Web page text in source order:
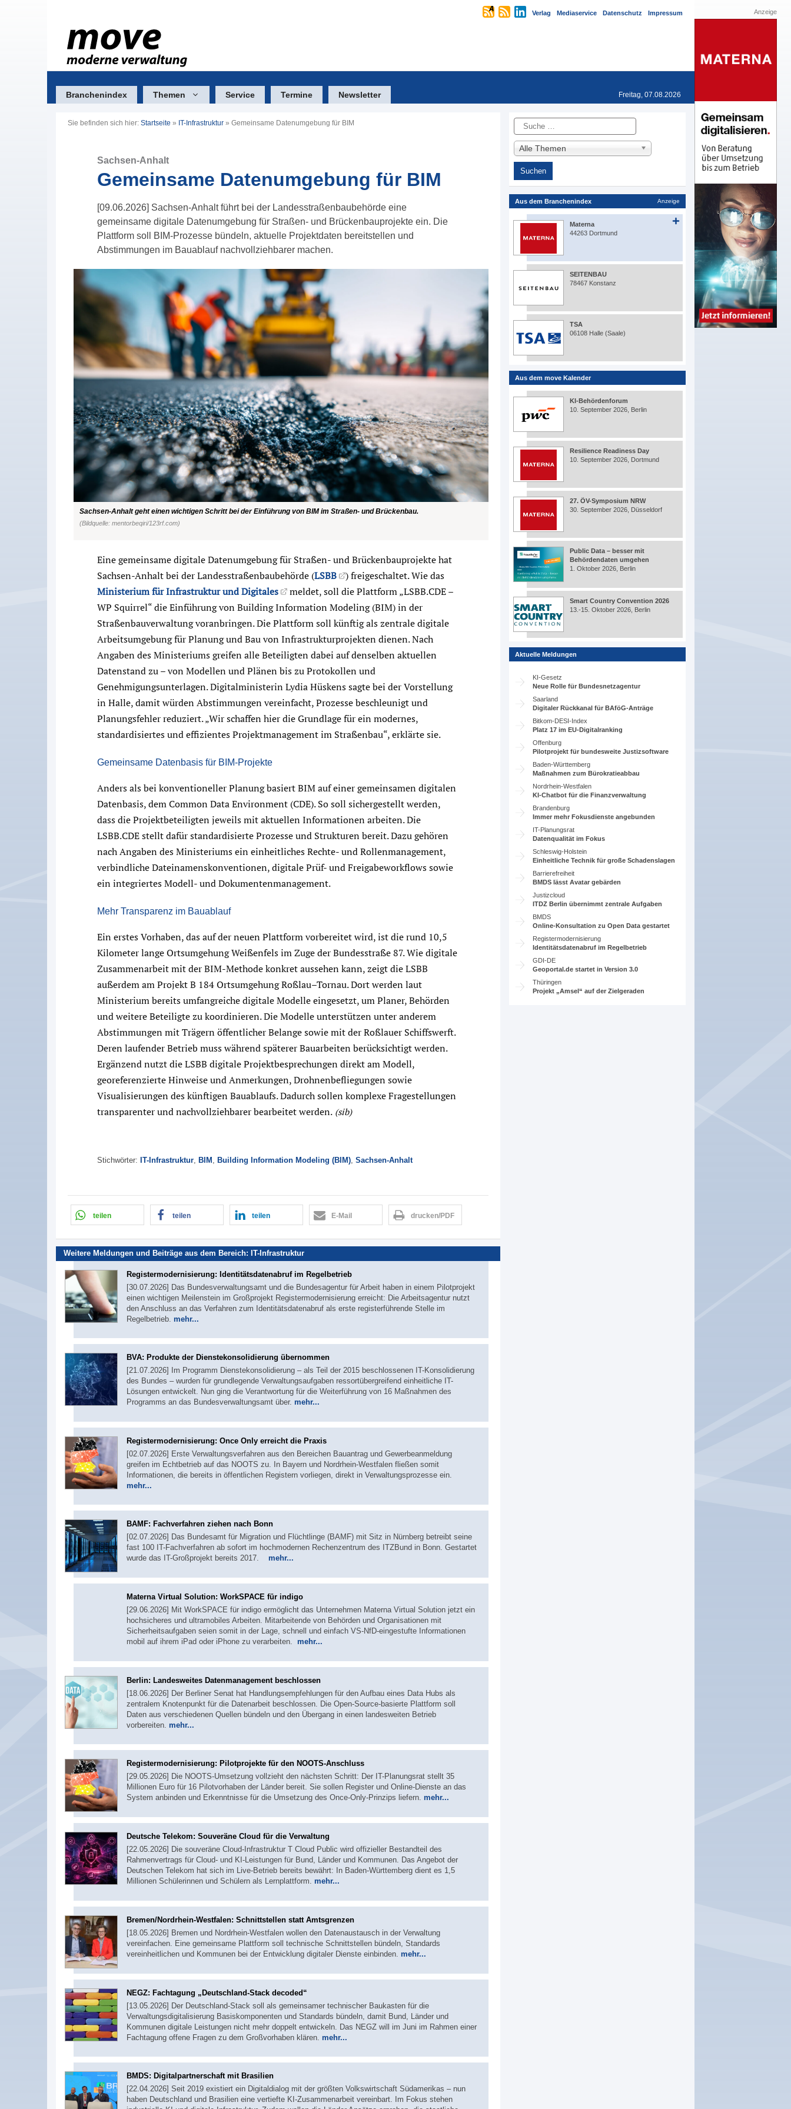
Verlag Mediaservice Datenschutz Impressum
Branchenindex Themen Service Termine Newsletter Freitag, 07.08.2026
Sie befinden sich hier: Startseite » IT-Infrastruktur » Gemeinsame Datenumgebung für BIM
Sachsen-Anhalt
Gemeinsame Datenumgebung für BIM
[09.06.2026] Sachsen-Anhalt führt bei der Landesstraßenbaubehörde eine
gemeinsame digitale Datenumgebung für Straßen- und Brückenbauprojekte ein. Die
Plattform soll BIM-Prozesse bündeln, aktuelle Projektdaten bereitstellen und
Abstimmungen im Bauablauf nachvollziehbarer machen.
Sachsen-Anhalt geht einen wichtigen Schritt bei der Einführung von BIM im Straßen- und Brückenbau.
(Bildquelle: mentorbeqiri/123rf.com)
Eine gemeinsame digitale Datenumgebung für Straßen- und Brückenbauprojekte hat
Sachsen-Anhalt bei der Landesstraßenbaubehörde (LSBB
) freigeschaltet. Wie das
Ministerium für Infrastruktur und Digitales
meldet, soll die Plattform „LSBB.CDE –
WP Squirrel“ die Einführung von Building Information Modeling (BIM) in der
Straßenbauverwaltung voranbringen. Die Plattform soll künftig als zentrale digitale
Arbeitsumgebung für Planung und Bau von Infrastrukturprojekten dienen. Nach
Angaben des Ministeriums greifen alle Beteiligten dabei auf denselben aktuellen
Datenstand zu – von Modellen und Plänen bis zu Protokollen und
Genehmigungsunterlagen. Digitalministerin Lydia Hüskens sagte bei der Vorstellung
in Halle, damit würden Abstimmungen vereinfacht, Prozesse beschleunigt und
Planungsfehler reduziert. „Wir schaffen hier die Grundlage für ein modernes,
standardisiertes und effizientes Projektmanagement im Straßenbau“, erklärte sie.
Gemeinsame Datenbasis für BIM-Projekte
Anders als bei konventioneller Planung basiert BIM auf einer gemeinsamen digitalen
Datenbasis, dem Common Data Environment (CDE). So soll sichergestellt werden,
dass die Projektbeteiligten jeweils mit aktuellen Informationen arbeiten. Die
LSBB.CDE stellt dafür standardisierte Prozesse und Strukturen bereit. Dazu gehören
nach Angaben des Ministeriums ein einheitliches Rechte- und Rollenmanagement,
verbindliche Dateinamenskonventionen, digitale Prüf- und Freigabeworkflows sowie
ein integriertes Modell- und Dokumentenmanagement.
Mehr Transparenz im Bauablauf
Ein erstes Vorhaben, das auf der neuen Plattform vorbereitet wird, ist die rund 10,5
Kilometer lange Ortsumgehung Weißenfels im Zuge der Bundesstraße 87. Wie digitale
Zusammenarbeit mit der BIM-Methode konkret aussehen kann, zeigt die LSBB
außerdem am Projekt B 184 Ortsumgehung Roßlau–Tornau. Dort werden laut
Ministerium bereits umfangreiche digitale Modelle eingesetzt, um Planer, Behörden
und weitere Beteiligte zu koordinieren. Die Modelle unterstützen unter anderem
Abstimmungen mit Trägern öffentlicher Belange sowie mit der Roßlauer Schiffswerft.
Deren laufender Betrieb muss während späterer Bauarbeiten berücksichtigt werden.
Ergänzend nutzt die LSBB digitale Projektbesprechungen direkt am Modell,
georeferenzierte Hinweise und Anmerkungen, Drohnenbefliegungen sowie
Visualisierungen des künftigen Bauablaufs. Dadurch sollen komplexe Fragestellungen
transparenter und nachvollziehbarer bearbeitet werden. (sib)
Stichwörter: IT-Infrastruktur, BIM , Building Information Modeling (BIM), Sachsen-Anhalt
teilen teilen teilen E-Mail drucken/PDF
Weitere Meldungen und Beiträge aus dem Bereich: IT-Infrastruktur
Registermodernisierung: Identitätsdatenabruf im Regelbetrieb
[30.07.2026] Das Bundesverwaltungsamt und die Bundesagentur für Arbeit haben in einem Pilotprojekt
einen wichtigen Meilenstein im Großprojekt Registermodernisierung erreicht: Die Arbeitsagentur nutzt
den Anschluss an das Verfahren zum Identitätsdatenabruf als erste registerführende Stelle im
Regelbetrieb. mehr...
BVA: Produkte der Dienstekonsolidierung übernommen
[21.07.2026] Im Programm Dienstekonsolidierung – als Teil der 2015 beschlossenen IT-Konsolidierung
des Bundes – wurden für grundlegende Verwaltungsaufgaben ressortübergreifend einheitliche IT-
Lösungen entwickelt. Nun ging die Verantwortung für die Weiterführung von 16 Maßnahmen des
Programms an das Bundesverwaltungsamt über. mehr...
Registermodernisierung: Once Only erreicht die Praxis
[02.07.2026] Erste Verwaltungsverfahren aus den Bereichen Bauantrag und Gewerbeanmeldung
greifen im Echtbetrieb auf das NOOTS zu. In Bayern und Nordrhein-Westfalen fließen somit
Informationen, die bereits in öffentlichen Registern vorliegen, direkt in Verwaltungsprozesse ein.
mehr...
BAMF: Fachverfahren ziehen nach Bonn
[02.07.2026] Das Bundesamt für Migration und Flüchtlinge (BAMF) mit Sitz in Nürnberg betreibt seine
fast 100 IT-Fachverfahren ab sofort im hochmodernen Rechenzentrum des ITZBund in Bonn. Gestartet
wurde das IT-Großprojekt bereits 2017. mehr...
Materna Virtual Solution: WorkSPACE für indigo
[29.06.2026] Mit WorkSPACE für indigo ermöglicht das Unternehmen Materna Virtual Solution jetzt ein
hochsicheres und ultramobiles Arbeiten. Mitarbeitende von Behörden und Organisationen mit
Sicherheitsaufgaben seien somit in der Lage, schnell und einfach VS-NfD-eingestufte Informationen
mobil auf ihrem iPad oder iPhone zu verarbeiten. mehr...
Berlin: Landesweites Datenmanagement beschlossen
[18.06.2026] Der Berliner Senat hat Handlungsempfehlungen für den Aufbau eines Data Hubs als
zentralem Knotenpunkt für die Datenarbeit beschlossen. Die Open-Source-basierte Plattform soll
Daten aus verschiedenen Quellen bündeln und den Übergang in einen landesweiten Betrieb
vorbereiten. mehr...
Registermodernisierung: Pilotprojekte für den NOOTS-Anschluss
[29.05.2026] Die NOOTS-Umsetzung vollzieht den nächsten Schritt: Der IT-Planungsrat stellt 35
Millionen Euro für 16 Pilotvorhaben der Länder bereit. Sie sollen Register und Online-Dienste an das
System anbinden und Erkenntnisse für die Umsetzung des Once-Only-Prinzips liefern. mehr...
Deutsche Telekom: Souveräne Cloud für die Verwaltung
[22.05.2026] Die souveräne Cloud-Infrastruktur T Cloud Public wird offizieller Bestandteil des
Rahmenvertrags für Cloud- und KI-Leistungen für Bund, Länder und Kommunen. Das Angebot der
Deutschen Telekom hat sich im Live-Betrieb bereits bewährt: In Baden-Württemberg dient es 1,5
Millionen Schülerinnen und Schülern als Lernplattform. mehr...
Bremen/Nordrhein-Westfalen: Schnittstellen statt Amtsgrenzen
[18.05.2026] Bremen und Nordrhein-Westfalen wollen den Datenaustausch in der Verwaltung
vereinfachen. Eine gemeinsame Plattform soll technische Schnittstellen bündeln, Standards
vereinheitlichen und Kommunen bei der Entwicklung digitaler Dienste einbinden. mehr...
NEGZ: Fachtagung „Deutschland-Stack decoded“
[13.05.2026] Der Deutschland-Stack soll als gemeinsamer technischer Baukasten für die
Verwaltungsdigitalisierung Basiskomponenten und Standards bündeln, damit Bund, Länder und
Kommunen digitale Leistungen nicht mehr doppelt entwickeln. Das NEGZ will im Juni im Rahmen einer
Fachtagung offene Fragen zu dem Großvorhaben klären. mehr...
BMDS: Digitalpartnerschaft mit Brasilien
[22.04.2026] Seit 2019 existiert ein Digitaldialog mit der größten Volkswirtschaft Südamerikas – nun
haben Deutschland und Brasilien eine vertiefte KI-Zusammenarbeit vereinbart. Im Fokus stehen
Suche
Alle Themen
Aus dem Branchenindex Anzeige
Materna
44263 Dortmund
SEITENBAU
78467 Konstanz
TSA
06108 Halle (Saale)
Aus dem move Kalender
KI-Behördenforum
10. September 2026, Berlin
Resilience Readiness Day
10. September 2026, Dortmund
27. ÖV-Symposium NRW
30. September 2026, Düsseldorf
Public Data – besser mit
Behördendaten umgehen
1. Oktober 2026, Berlin
Smart Country Convention 2026
13.-15. Oktober 2026, Berlin
Aktuelle Meldungen
KI-Gesetz
Neue Rolle für Bundesnetzagentur
Saarland
Digitaler Rückkanal für BAföG-Anträge
Bitkom-DESI-Index
Platz 17 im EU-Digitalranking
Offenburg
Pilotprojekt für bundesweite Justizsoftware
Baden-Württemberg
Maßnahmen zum Bürokratieabbau
Nordrhein-Westfalen
KI-Chatbot für die Finanzverwaltung
Brandenburg
Immer mehr Fokusdienste angebunden
IT-Planungsrat
Datenqualität im Fokus
Schleswig-Holstein
Einheitliche Technik für große Schadenslagen
Barrierefreiheit
BMDS lässt Avatar gebärden
Justizcloud
ITDZ Berlin übernimmt zentrale Aufgaben
BMDS
Online-Konsultation zu Open Data gestartet
Registermodernisierung
Identitätsdatenabruf im Regelbetrieb
GDI-DE
Geoportal.de startet in Version 3.0
Thüringen
Projekt „Amsel“ auf der Zielgeraden
Anzeige